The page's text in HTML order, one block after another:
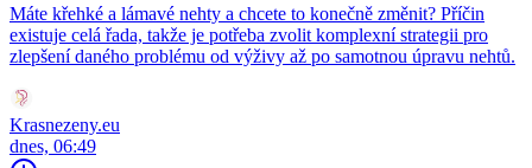
Máte křehké a lámavé nehty a chcete to konečně změnit? Příčin
existuje celá řada, takže je potřeba zvolit komplexní strategii pro
zlepšení daného problému od výživy až po samotnou úpravu nehtů.
Krasnezeny.eu
dnes, 06:49